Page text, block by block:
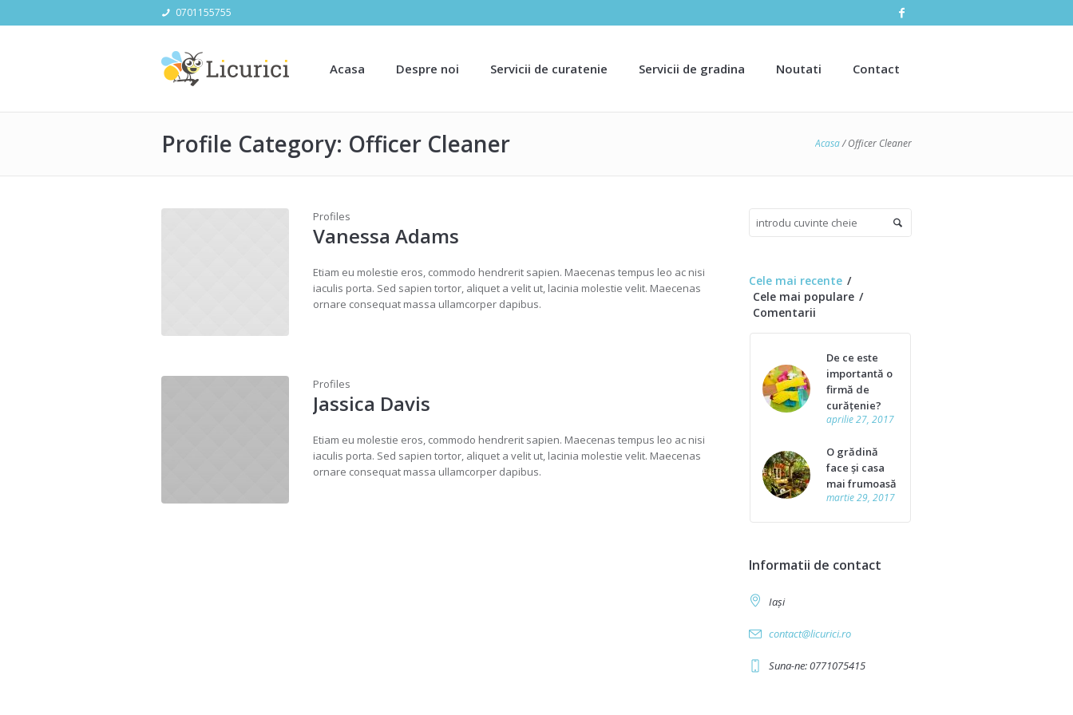
0701155755
Acasa Despre noi Servicii de curatenie Servicii de gradina Noutati Contact
Profile Category: Officer Cleaner Acasa/Officer Cleaner
Profiles
Vanessa Adams
Etiam eu molestie eros, commodo hendrerit sapien. Maecenas tempus leo ac nisi
iaculis porta. Sed sapien tortor, aliquet a velit ut, lacinia molestie velit. Maecenas
ornare consequat massa ullamcorper dapibus.
Profiles
Jassica Davis
Etiam eu molestie eros, commodo hendrerit sapien. Maecenas tempus leo ac nisi
iaculis porta. Sed sapien tortor, aliquet a velit ut, lacinia molestie velit. Maecenas
ornare consequat massa ullamcorper dapibus.
Cele mai recente
Cele mai populare
Comentarii
De ce este
importantă o
firmă de
curățenie?
aprilie 27, 2017
O grădină
face și casa
mai frumoasă
martie 29, 2017
Informatii de contact
Iași
contact@licurici.ro
Suna-ne: 0771075415